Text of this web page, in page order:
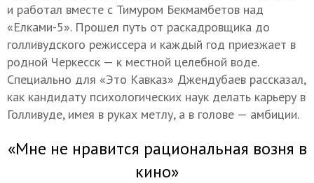
и работал вместе с Тимуром Бекмамбетов над
«Елками-5». Прошел путь от раскадровщика до
голливудского режиссера и каждый год приезжает в
родной Черкесск — к местной целебной воде.
Специально для «Это Кавказ» Джендубаев рассказал,
как кандидату психологических наук делать карьеру в
Голливуде, имея в руках метлу, а в голове — амбиции.
«Мне не нравится рациональная возня в
кино»